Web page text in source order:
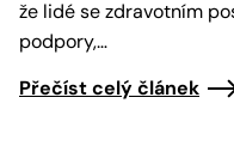
že lidé se zdravotním
podpory,…
Přečíst celý článek